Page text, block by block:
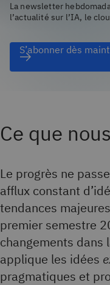
La newsletter
l’actualité sur l’IA, le
S’abonner dès
Ce que
Le progrès ne
afflux constant
tendances
premier semestre
changements dans
applique les idées
pragmatiques et